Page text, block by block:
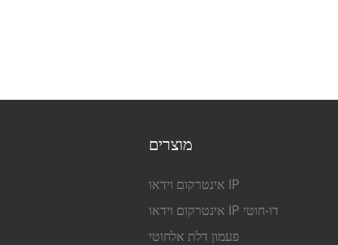
מוצרים
אינטרקום וידאו IP
אינטרקום וידאו IP דו-חוטי
פעמון דלת אלחוטי